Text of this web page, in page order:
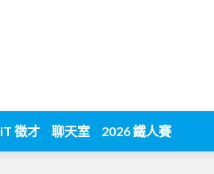
iT 徵才 聊天室 2026 鐵人賽